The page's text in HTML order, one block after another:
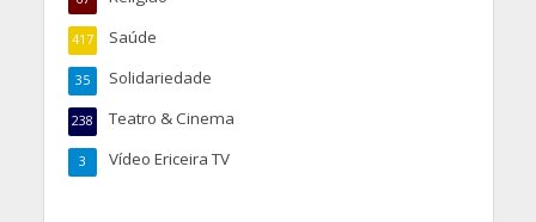
Saúde
417
Solidariedade
35
Teatro & Cinema
238
Vídeo Ericeira TV
3